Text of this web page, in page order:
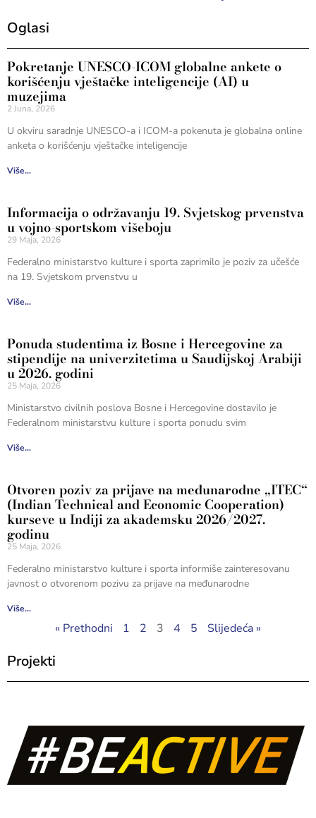
Oglasi
Pokretanje UNESCO-ICOM globalne ankete o
korišćenju vještačke inteligencije (AI) u
muzejima
2 Juna, 2026
U okviru saradnje UNESCO-a i ICOM-a pokenuta je globalna online
anketa o korišćenju vještačke inteligencije
Više...
Informacija o održavanju 19. Svjetskog prvenstva
u vojno-sportskom višeboju
29 Maja, 2026
Federalno ministarstvo kulture i sporta zaprimilo je poziv za učešće
na 19. Svjetskom prvenstvu u
Više...
Ponuda studentima iz Bosne i Hercegovine za
stipendije na univerzitetima u Saudijskoj Arabiji
u 2026. godini
25 Maja, 2026
Ministarstvo civilnih poslova Bosne i Hercegovine dostavilo je
Federalnom ministarstvu kulture i sporta ponudu svim
Više...
Otvoren poziv za prijave na međunarodne „ITEC“
(Indian Technical and Economic Cooperation)
kurseve u Indiji za akademsku 2026/2027.
godinu
25 Maja, 2026
Federalno ministarstvo kulture i sporta informiše zainteresovanu
javnost o otvorenom pozivu za prijave na međunarodne
Više...
« Prethodni 1 2 3 4 5 Slijedeća »
Projekti